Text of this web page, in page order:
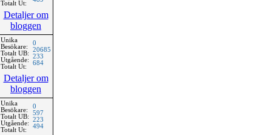
Totalt Ut:
Detaljer om
bloggen
Unika
Besökare:
Totalt UB:
Utgående:
Totalt Ut:
0
20685
233
684
Detaljer om
bloggen
Unika
Besökare:
Totalt UB:
Utgående:
Totalt Ut:
0
597
223
494